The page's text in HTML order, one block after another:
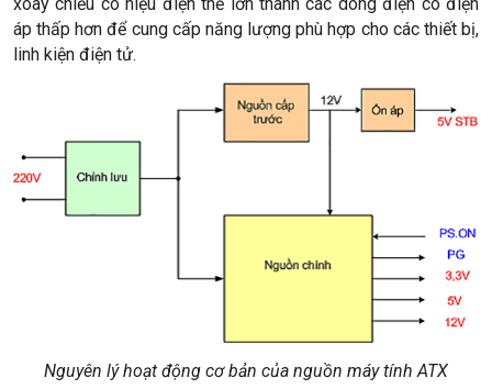
xoay chiều có hiệu điện thế lớn thành các dòng điện có điện
áp thấp hơn để cung cấp năng lượng phù hợp cho các thiết bị,
linh kiện điện tử.
Nguyên lý hoạt động cơ bản của nguồn máy tính ATX